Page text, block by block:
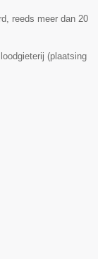
reeds meer dan 20
(plaatsing